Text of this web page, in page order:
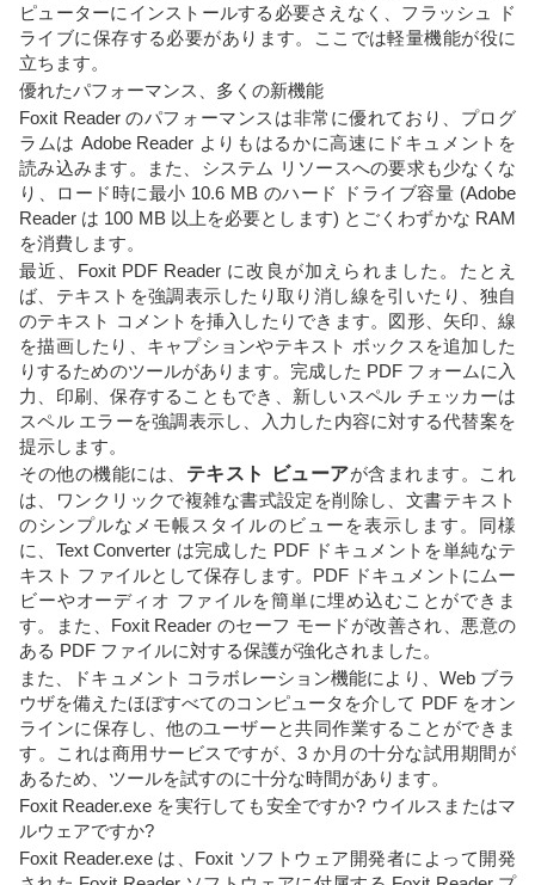
ピューターにインストールする必要さえなく、フラッシュ ド
ライブに保存する必要があります。ここでは軽量機能が役に
立ちます。
優れたパフォーマンス、多くの新機能
Foxit Reader のパフォーマンスは非常に優れており、プログ
ラムは Adob​​e Reader よりもはるかに高速にドキュメントを
読み込みます。また、システム リソースへの要求も少なくな
り、ロード時に最小 10.6 MB のハード ドライブ容量 (Adobe
Reader は 100 MB 以上を必要とします) とごくわずかな RAM
を消費します。
最近、Foxit PDF Reader に改良が加えられました。たとえ
ば、テキストを強調表示したり取り消し線を引いたり、独自
のテキスト コメントを挿入したりできます。図形、矢印、線
を描画したり、キャプションやテキスト ボックスを追加した
りするためのツールがあります。完成した PDF フォームに入
力、印刷、保存することもでき、新しいスペル チェッカーは
スペル エラーを強調表示し、入力した内容に対する代替案を
提示します。
その他の機能には、 テキスト ビューアが含まれます。これ
は、ワンクリックで複雑な書式設定を削除し、文書テキスト
のシンプルなメモ帳スタイルのビューを表示します。同様
に、Text Converter は完成した PDF ドキュメントを単純なテ
キスト ファイルとして保存します。PDF ドキュメントにムー
ビーやオーディオ ファイルを簡単に埋め込むことができま
す。また、Foxit Reader のセーフ モードが改善され、悪意の
ある PDF ファイルに対する保護が強化されました。
また、ドキュメント コラボレーション機能により、Web ブラ
ウザを備えたほぼすべてのコンピュータを介して PDF をオン
ラインに保存し、他のユーザーと共同作業することができま
す。これは商用サービスですが、3 か月の十分な試用期間が
あるため、ツールを試すのに十分な時間があります。
Foxit Reader.exe を実行しても安全ですか? ウイルスまたはマ
ルウェアですか?
Foxit Reader.exe は、Foxit ソフトウェア開発者によって開発